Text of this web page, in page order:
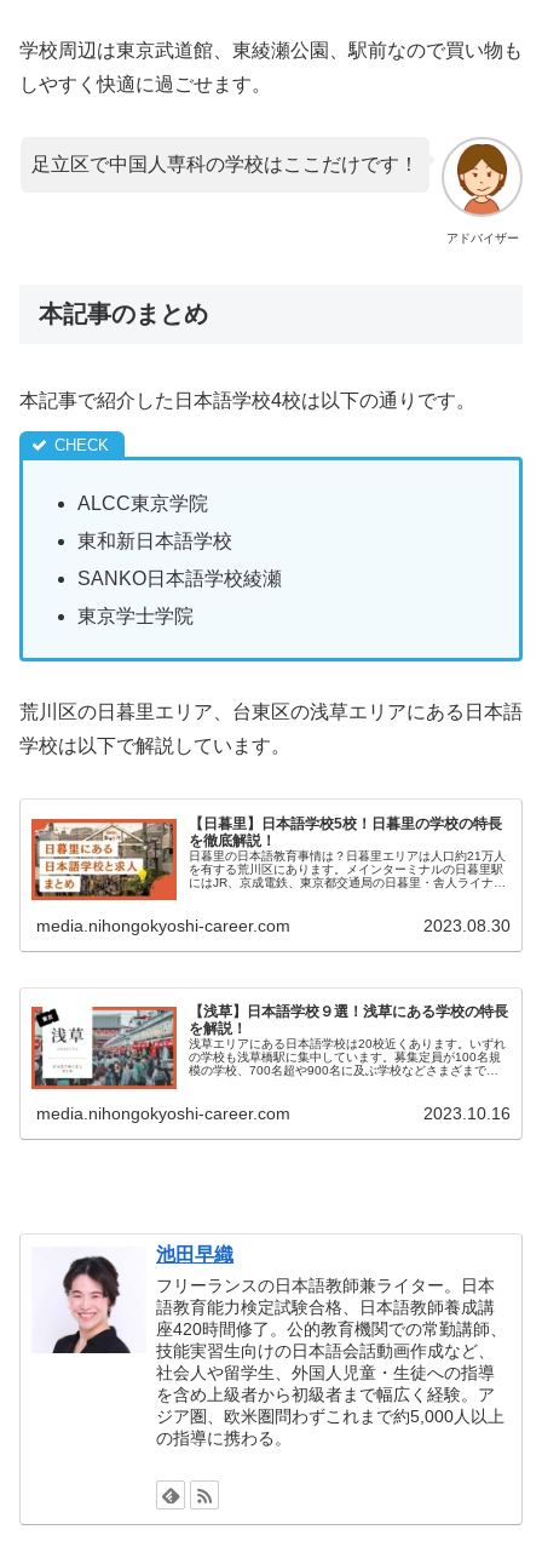
学校周辺は東京武道館、東綾瀬公園、駅前なので買い物も
しやすく快適に過ごせます。
アドバイザー
足立区で中国人専科の学校はここだけです！
本記事のまとめ
本記事で紹介した日本語学校4校は以下の通りです。
ALCC東京学院
東和新日本語学校
SANKO日本語学校綾瀬
東京学士学院
荒川区の日暮里エリア、台東区の浅草エリアにある日本語
学校は以下で解説しています。
【日暮里】日本語学校5校！日暮里の学校の特長
を徹底解説！
日暮里の日本語教育事情は？日暮里エリアは人口約21万人
を有する荒川区にあります。メインターミナルの日暮里駅
にはJR、京成電鉄、東京都交通局の日暮里・舎人ライナー
media.nihongokyoshi-career.com 2023.08.30
【浅草】日本語学校９選！浅草にある学校の特長
を解説！
浅草エリアにある日本語学校は20校近くあります。いずれ
の学校も浅草橋駅に集中しています。募集定員が100名規
模の学校、700名超や900名に及ぶ学校などさまざまで
トナム、ネパール、インドネシアなどのアジア圏から、フ
ランス、イタリアなどのヨーロッパ圏、アメリカなど世界
65カ国から受け入れている学校もあります。世界各国から
media.nihongokyoshi-career.com 2023.10.16
池田早織
フリーランスの日本語教師兼ライター。日本
語教育能力検定試験合格、日本語教師養成講
座420時間修了。公的教育機関での常勤講師、
技能実習生向けの日本語会話動画作成など、
社会人や留学生、外国人児童・生徒への指導
を含め上級者から初級者まで幅広く経験。ア
ジア圏、欧米圏問わずこれまで約5,000人以上
の指導に携わる。